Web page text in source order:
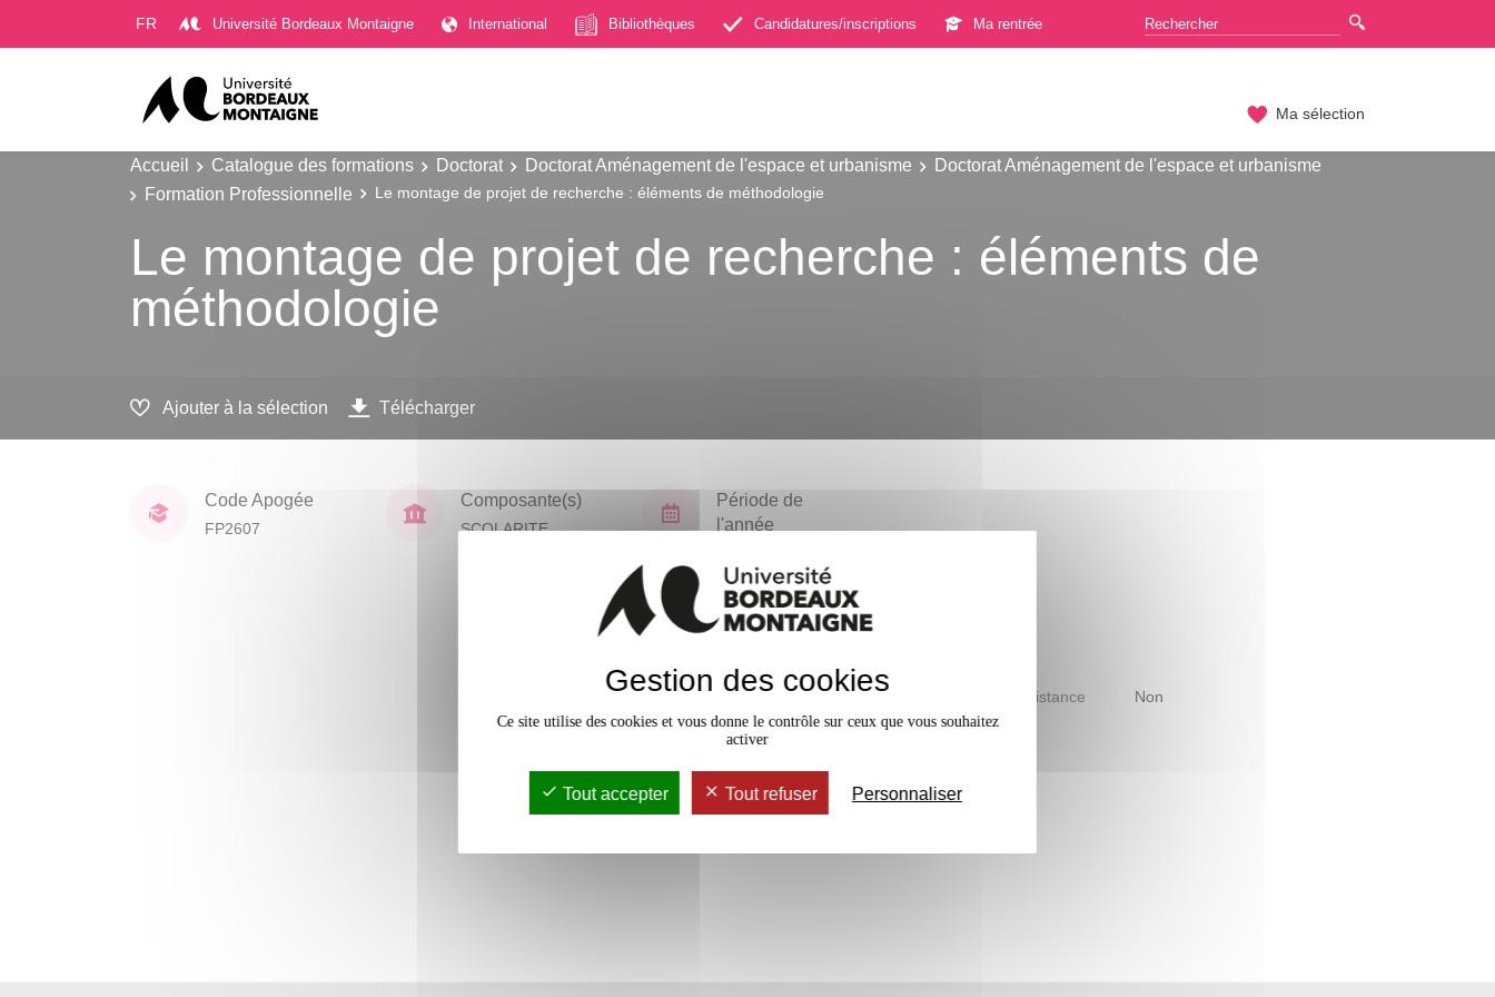
FR Université Bordeaux Montaigne International Bibliothèques Candidatures/inscriptions Ma rentrée
Ma sélection
Accueil Catalogue des formations Doctorat Doctorat Aménagement de l'espace et urbanisme
Doctorat Aménagement de l'espace et urbanisme
Formation Professionnelle
Le montage de projet de recherche : éléments de méthodologie
Le montage de projet de recherche : éléments de
méthodologie
Ajouter à la sélection Télécharger
Code Apogée
FP2607
Composante(s)
SCOLARITE
Période de
l'année
Accessible à distance Non
Gestion des cookies
Ce site utilise des cookies et vous donne le contrôle sur ceux que vous souhaitez
activer
Tout accepter Tout refuser Personnaliser